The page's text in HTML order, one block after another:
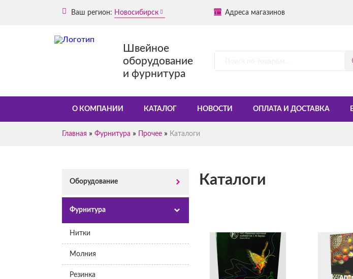
Ваш регион: Новосибирск Адреса магазинов
Швейное
оборудование
и фурнитура
О КОМПАНИИ КАТАЛОГ НОВОСТИ ОПЛАТА И ДОСТАВКА
Главная » Фурнитура » Прочее » Каталоги
Оборудование
Фурнитура
Нитки
Молния
Резинка
Каталоги